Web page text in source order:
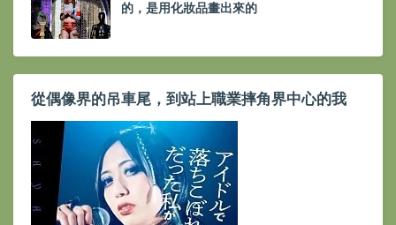
的，是用化妝品畫出來的
從偶像界的吊車尾，到站上職業摔角界中心的我